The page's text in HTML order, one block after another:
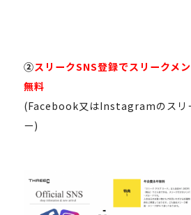
②スリークSNS登録でスリークメ
無料
(Facebook又はInstagramのスリ
ー)